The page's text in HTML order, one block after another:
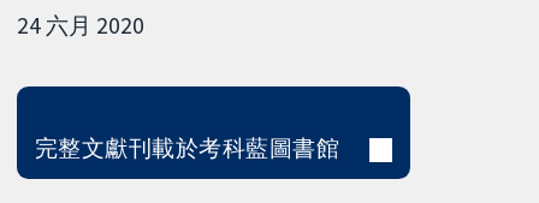
24 六月 2020
完整文獻刊載於考科藍圖書館